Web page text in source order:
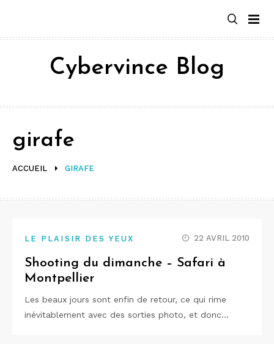
contenu
Cybervince Blog
ACCUEIL GIRAFE
girafe
LE PLAISIR DES YEUX 22 AVRIL 2010
Shooting du dimanche – Safari à
Montpellier
Les beaux jours sont enfin de retour, ce qui rime
inévitablement avec des sorties photo, et donc…